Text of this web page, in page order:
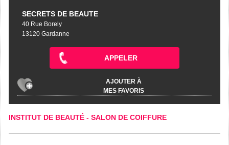
SECRETS DE BEAUTE
40 Rue Borely
13120 Gardanne
APPELER
AJOUTER À
MES FAVORIS
INSTITUT DE BEAUTÉ - SALON DE COIFFURE